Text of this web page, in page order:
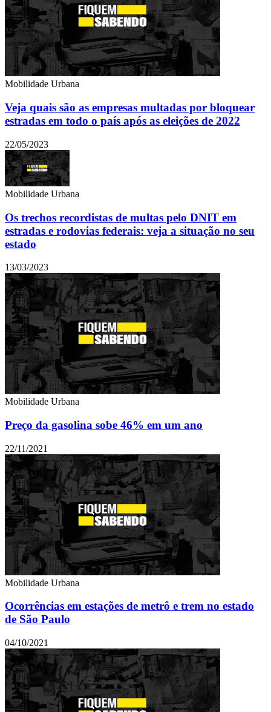
Mobilidade Urbana
Veja quais são as empresas multadas por bloquear
estradas em todo o país após as eleições de 2022
22/05/2023
Mobilidade Urbana
Os trechos recordistas de multas pelo DNIT em
estradas e rodovias federais: veja a situação no seu
estado
13/03/2023
Mobilidade Urbana
Preço da gasolina sobe 46% em um ano
22/11/2021
Mobilidade Urbana
Ocorrências em estações de metrô e trem no estado
de São Paulo
04/10/2021